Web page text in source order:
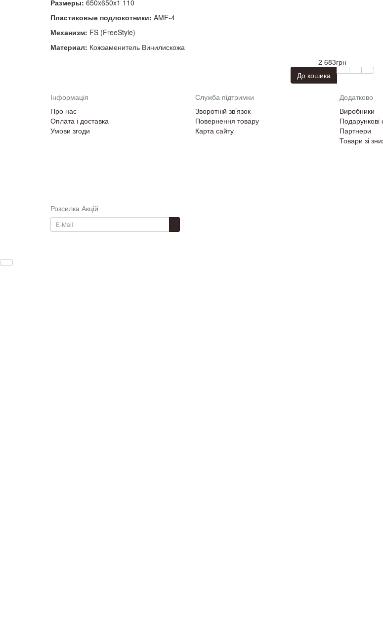
Размеры: 650x650x1 110
Пластиковые подлокотники: AMF-4
Механизм: FS (FreeStyle)
Материал: Кожзаменитель Винилискожа
2 683грн
До кошика
Інформація
Про нас
Оплата і доставка
Умови згоди
Служба підтримки
Зворотній зв’язок
Повернення товару
Карта сайту
Додатково
Виробники
Подарункові
Партнери
Товари зі
Розсилка Акцій